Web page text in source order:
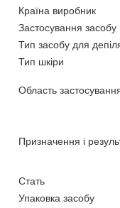
Країна виробник
Застосування засобу
Тип засобу для
Тип шкіри
Область
Призначення і
Стать
Упаковка засобу